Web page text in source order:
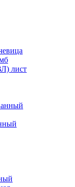
лист